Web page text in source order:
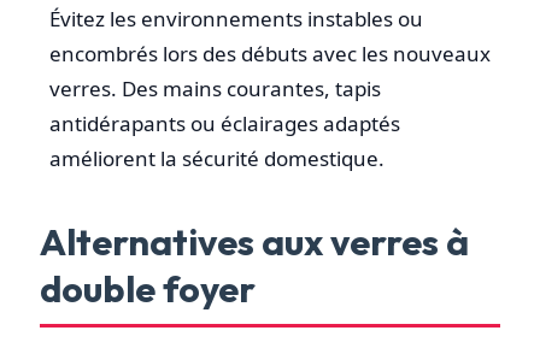
Évitez les environnements instables ou
encombrés lors des débuts avec les nouveaux
verres. Des mains courantes, tapis
antidérapants ou éclairages adaptés
améliorent la sécurité domestique.
Alternatives aux verres à
double foyer